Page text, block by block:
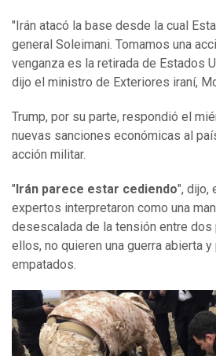
"Irán atacó la base desde la cual
general Soleimani. Tomamos una
venganza es la retirada de Estados
dijo el ministro de Exteriores iraní,
Trump, por su parte, respondió el
nuevas sanciones económicas al
acción militar.
" Irán parece estar cediendo", dijo,
expertos interpretaron como una
desescalada de la tensión entre dos
ellos, no quieren una guerra abierta
empatados.